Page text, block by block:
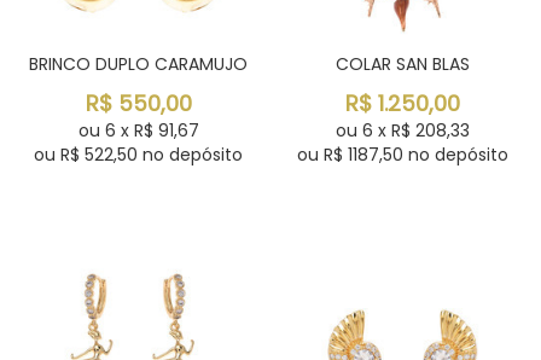
BRINCO DUPLO CARAMUJO
R$ 550,00
ou 6 x R$ 91,67
ou R$ 522,50 no depósito
COLAR SAN BLAS
R$ 1.250,00
ou 6 x R$ 208,33
ou R$ 1187,50 no depósito